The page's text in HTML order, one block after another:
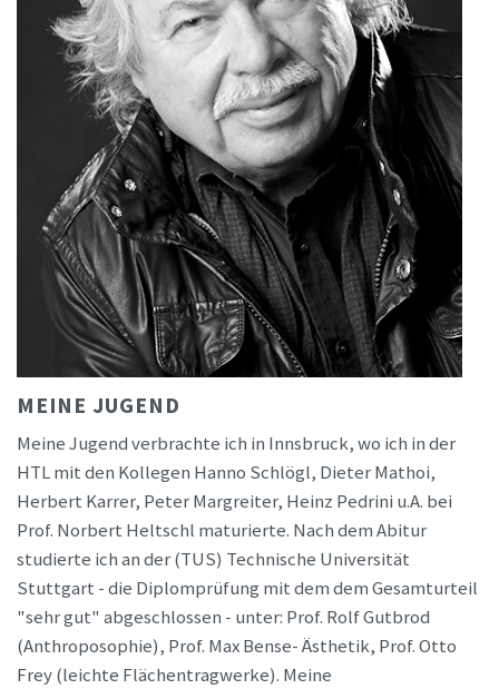
MEINE JUGEND
Meine Jugend verbrachte ich in Innsbruck, wo ich in der
HTL mit den Kollegen Hanno Schlögl, Dieter Mathoi,
Herbert Karrer, Peter Margreiter, Heinz Pedrini u.A. bei
Prof. Norbert Heltschl maturierte. Nach dem Abitur
studierte ich an der (TUS) Technische Universität
Stuttgart - die Diplomprüfung mit dem dem Gesamturteil
"sehr gut" abgeschlossen - unter: Prof. Rolf Gutbrod
(Anthroposophie), Prof. Max Bense- Ästhetik, Prof. Otto
Frey (leichte Flächentragwerke). Meine